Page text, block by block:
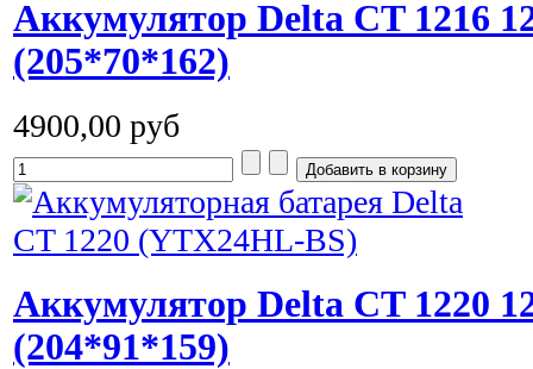
Аккумулятор Delta CT 1216
(205*70*162)
4900,00 руб
Аккумулятор Delta CT 1220
(204*91*159)